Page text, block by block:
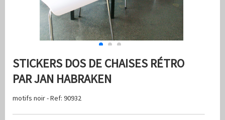
STICKERS DOS DE CHAISES RÉTRO
PAR JAN HABRAKEN
motifs noir - Ref: 90932